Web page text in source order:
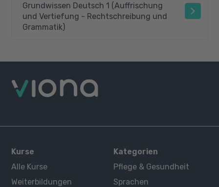
Grundwissen Deutsch 1 (Auffrischung
und Vertiefung - Rechtschreibung und
Grammatik)
Kurse
Alle Kurse
Weiterbildungen
Kategorien
Pflege & Gesundheit
Sprachen